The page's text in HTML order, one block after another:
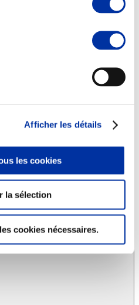
Afficher les détails
les cookies
la sélection
cookies nécessaires.
attractivité des métiers
Accords